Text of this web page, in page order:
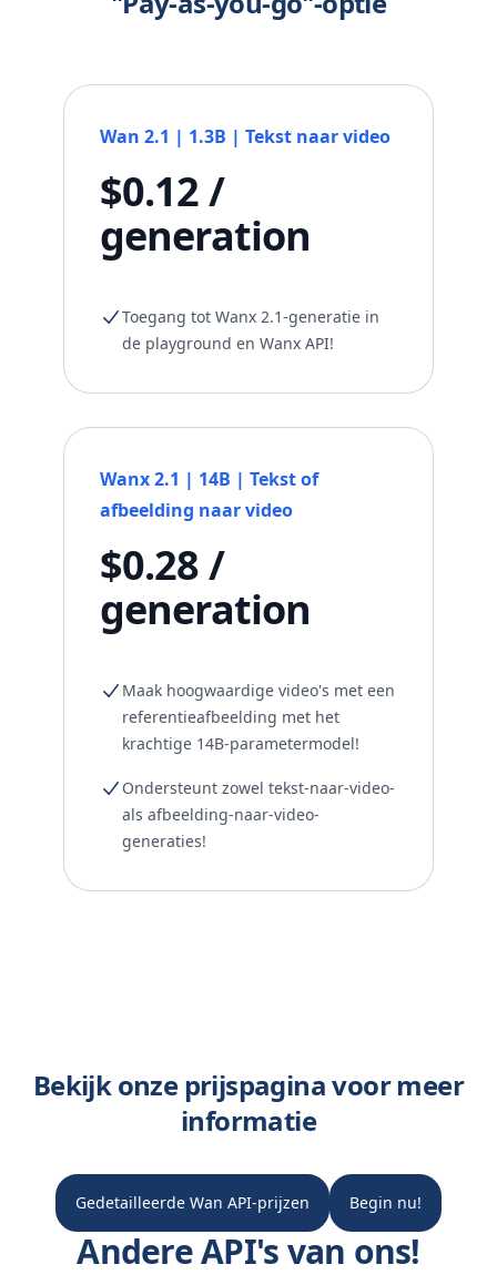
Wan 2.1 | 1.3B | Tekst naar video
$0.12 /
generation
Toegang tot Wanx 2.1-generatie in
de playground en Wanx API!
Wanx 2.1 | 14B | Tekst of
afbeelding naar video
$0.28 /
generation
Maak hoogwaardige video's met een
referentieafbeelding met het
krachtige 14B-parametermodel!
Ondersteunt zowel tekst-naar-video-
als afbeelding-naar-video-
generaties!
Bekijk onze prijspagina voor meer
informatie
Gedetailleerde Wan API-prijzen Begin nu!
Andere API's van ons!